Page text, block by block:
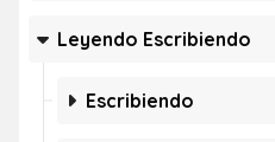
Leyendo Escribiendo
Escribiendo